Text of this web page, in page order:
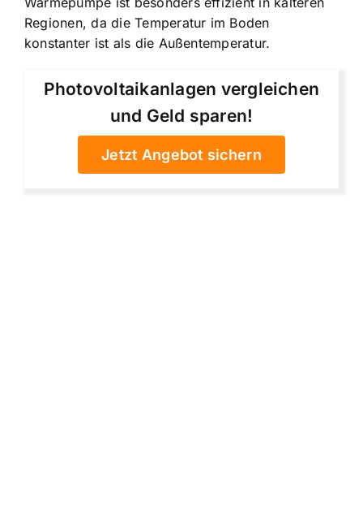
Regionen, da die Temperatur im Boden
konstanter ist als die Außentemperatur.
Photovoltaikanlagen vergleichen
und Geld sparen!
Jetzt Angebot sichern